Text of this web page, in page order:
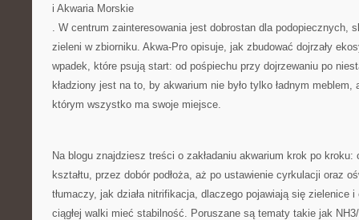
i Akwaria Morskie
. W centrum zainteresowania jest dobrostan dla podopiecznych,
zieleni w zbiorniku. Akwa-Pro opisuje, jak zbudować dojrzały
wpadek, które psują start: od pośpiechu przy dojrzewaniu po
kładziony jest na to, by akwarium nie było tylko ładnym
którym wszystko ma swoje miejsce.
Na blogu znajdziesz treści o zakładaniu akwarium krok po kroku:
kształtu, przez dobór podłoża, aż po ustawienie cyrkulacji oraz
tłumaczy, jak działa nitrifikacja, dlaczego pojawiają się zielenice
ciągłej walki mieć stabilność. Poruszane są tematy takie jak